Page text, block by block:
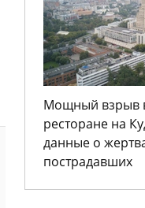
Мощный взрыв
ресторане на
данные о
пострадавших